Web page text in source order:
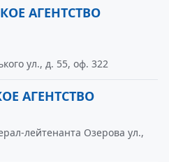
АГЕНТСТВО
ул., д. 55, оф. 322
АГЕНТСТВО
лейтенанта Озерова ул.,